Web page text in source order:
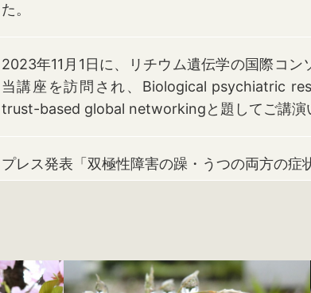
た。
2023年11月1日に、リチウム遺伝学の国際コ
当講座を訪問され、Biological psychiatric
trust-based global networkingと題してご講演
プレス発表「双極性障害の躁・うつの両方の
https://www.juntendo.ac.jp/news/20230221-
https://www.juntendo-mental.jp/